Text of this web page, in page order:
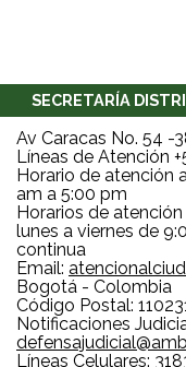
SECRETARÍA
Av Caracas No. 54 -
Líneas de Atención
Horario de atención
am a 5:00 pm
Horarios de
lunes a viernes de
continua
Email:
Bogotá - Colombia
Código Postal:
Notificaciones
Líneas Celulares: